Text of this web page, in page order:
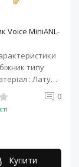
Voice MiniANL-
типу
: Латунь
Номінал, А: 0
Купити